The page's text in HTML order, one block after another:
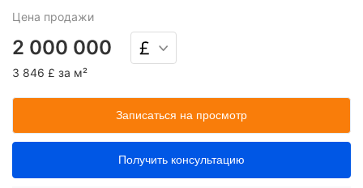
Цена продажи
2 000 000
3 846 £ за м²
Записаться на просмотр
Получить консультацию